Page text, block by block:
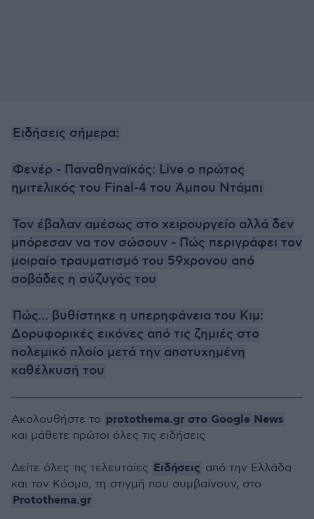
Ειδήσεις σήμερα:
Φενέρ - Παναθηναϊκός: Live ο πρώτος
ημιτελικός του Final-4 του Άμπου Ντάμπι
Τον έβαλαν αμέσως στο χειρουργείο αλλά δεν
μπόρεσαν να τον σώσουν - Πώς περιγράφει τον
μοιραίο τραυματισμό του 59χρονου από
σοβάδες η σύζυγός του
Πώς... βυθίστηκε η υπερηφάνεια του Κιμ:
Δορυφορικές εικόνες από τις ζημιές στο
πολεμικό πλοίο μετά την αποτυχημένη
καθέλκυσή του
Ακολουθήστε το protothema.gr στο Google News
και μάθετε πρώτοι όλες τις ειδήσεις
Δείτε όλες τις τελευταίες Ειδήσεις από την Ελλάδα
και τον Κόσμο, τη στιγμή που συμβαίνουν, στο
Protothema.gr